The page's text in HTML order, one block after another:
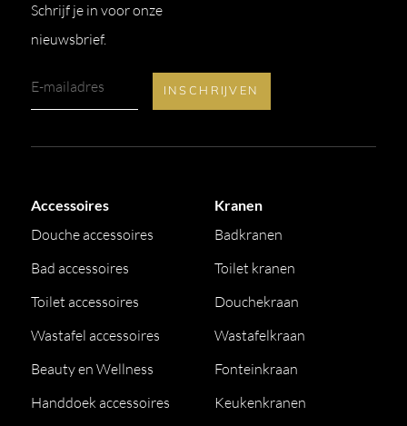
Schrijf je in voor onze
nieuwsbrief.
Accessoires
Douche accessoires
Bad accessoires
Toilet accessoires
Wastafel accessoires
Beauty en Wellness
Handdoek accessoires
Kranen
Badkranen
Toilet kranen
Douchekraan
Wastafelkraan
Fonteinkraan
Keukenkranen